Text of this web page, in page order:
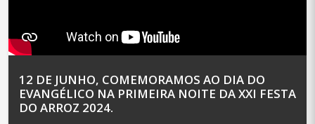
12 DE JUNHO, COMEMORAMOS AO DIA DO
EVANGÉLICO NA PRIMEIRA NOITE DA XXI FESTA
DO ARROZ 2024.